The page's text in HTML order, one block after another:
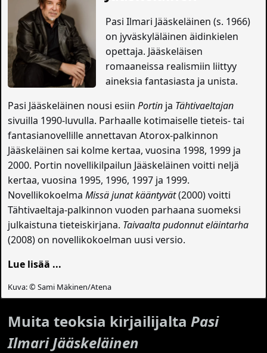
Pasi Ilmari Jääskeläinen (s. 1966)
on jyväskyläläinen äidinkielen
opettaja. Jääskeläisen
romaaneissa realismiin liittyy
aineksia fantasiasta ja unista.
Pasi Jääskeläinen nousi esiinPortin ja Tähtivaeltajan
sivuilla 1990-luvulla. Parhaalle kotimaiselle tieteis- tai
fantasianovellille annettavan Atorox-palkinnon
Jääskeläinen sai kolme kertaa, vuosina 1998, 1999 ja
2000. Portin novellikilpailun Jääskeläinen voitti neljä
kertaa, vuosina 1995, 1996, 1997 ja 1999.
NovellikokoelmaMissä junat kääntyvät(2000) voitti
Tähtivaeltaja-palkinnon vuoden parhaana suomeksi
julkaistuna tieteiskirjana. Taivaalta pudonnut eläintarha
(2008) on novellikokoelman uusi versio.
Lue lisää ...
Kuva: © Sami Mäkinen/Atena
Muita teoksia kirjailijalta Pasi
Ilmari Jääskeläinen